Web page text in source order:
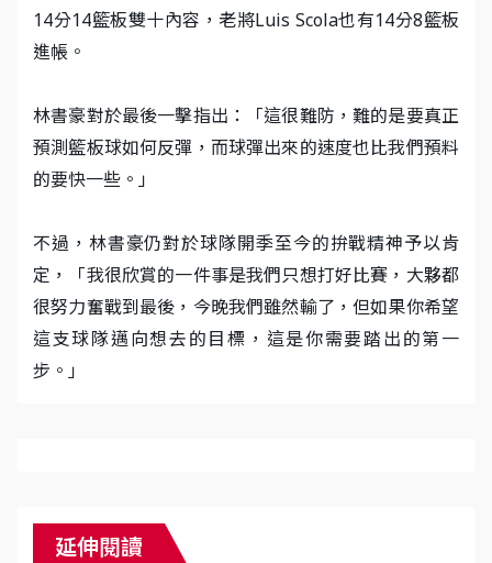
14分14籃板雙十內容，老將Luis Scola也有14分8籃板
進帳。
林書豪對於最後一擊指出：「這很難防，難的是要真正
預測籃板球如何反彈，而球彈出來的速度也比我們預料
的要快一些。」
不過，林書豪仍對於球隊開季至今的拚戰精神予以肯
定，「我很欣賞的一件事是我們只想打好比賽，大夥都
很努力奮戰到最後，今晚我們雖然輸了，但如果你希望
這支球隊邁向想去的目標，這是你需要踏出的第一
步。」
延伸閱讀